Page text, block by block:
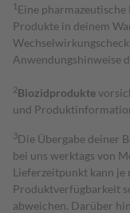
1 Eine
Produkte in deinem
Anwendungshinweise
2Biozidprodukte
und
3Die Übergabe deiner
bei uns werktags von
Lieferzeitpunkt kann je
Produktverfügbarkeit
abweichen. Darüber